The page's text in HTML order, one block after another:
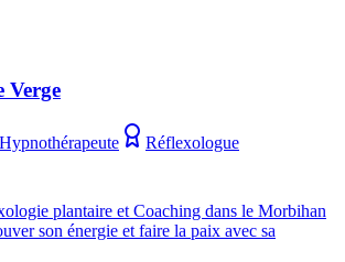
Verge
Hypnothérapeute
Réflexologue
plantaire et Coaching dans le Morbihan
son énergie et faire la paix avec sa